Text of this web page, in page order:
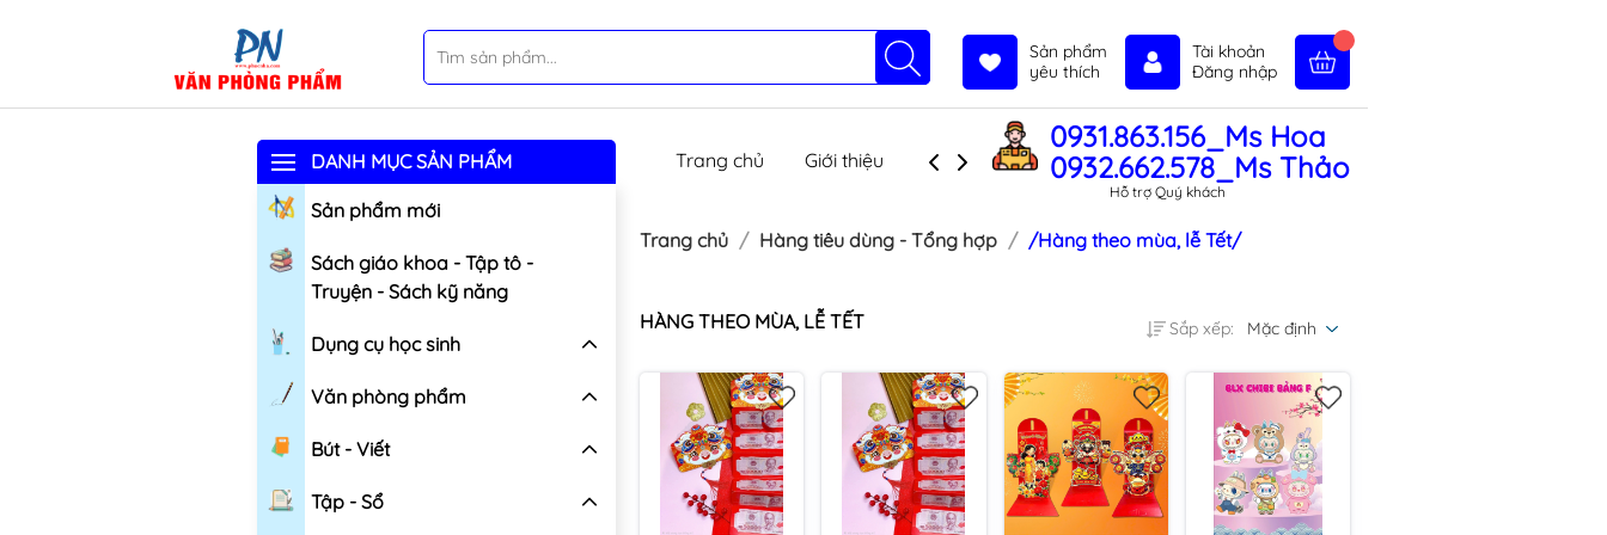
Sản phẩm
yêu thích
Tài khoản
Đăng nhập
DANH MỤC SẢN PHẨM
Sản phẩm mới
Sách giáo khoa - Tập tô -
Truyện - Sách kỹ năng
Dụng cụ học sinh
Văn phòng phẩm
Bút - Viết
Tập - Sổ
Trang chủ Giới thiệu Sản phẩm Tin tức Liên hệ Chính sách
0931.863.156_Ms Hoa
0932.662.578_Ms Thảo
Hỗ trợ Quý khách
Trang chủ Hàng tiêu dùng - Tổng hợp /Hàng theo mùa, lễ Tết/
HÀNG THEO MÙA, LỄ TẾT Sắp xếp: Mặc định